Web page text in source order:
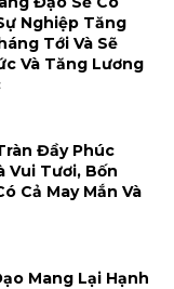
Nghiệp Tăng
Tới Và Sẽ
Và Tăng Lương
Đầy Phúc
Vui Tươi, Bốn
Cả May Mắn Và
Mang Lại Hạnh